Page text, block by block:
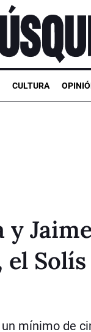
CULTURA
el
mínimo de